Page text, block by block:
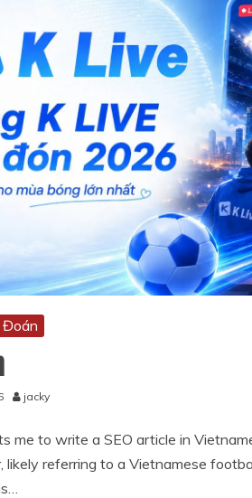
Đoán
jacky
me to write a SEO article in
likely referring to a Vietnamese